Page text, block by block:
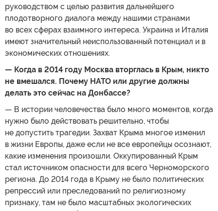
руководством с целью развития дальнейшего
плодотворного диалога между нашими странами
во всех сферах взаимного интереса. Украина и Италия
имеют значительный неиспользованный потенциал и в
экономических отношениях.
— Когда в 2014 году Москва вторглась в Крым, никто
не вмешался. Почему НАТО или другие должны
делать это сейчас на Донбассе?
— В истории человечества было много моментов, когда
нужно было действовать решительно, чтобы
не допустить трагедии. Захват Крыма многое изменил
в жизни Европы, даже если не все европейцы осознают,
какие изменения произошли. Оккупированный Крым
стал источником опасности для всего Черноморского
региона. До 2014 года в Крыму не было политических
репрессий или преследований по религиозному
признаку, там не было масштабных экологических